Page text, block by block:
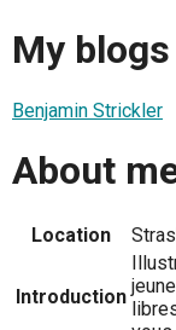
My blogs
Benjamin Strickler
About
Location
Introduction